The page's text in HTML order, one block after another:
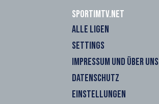
sportimtv.net
ALLE LIGEN
SETTINGS
IMPRESSUM UND ÜBER UNS
DATENSCHUTZ
EINSTELLUNGEN